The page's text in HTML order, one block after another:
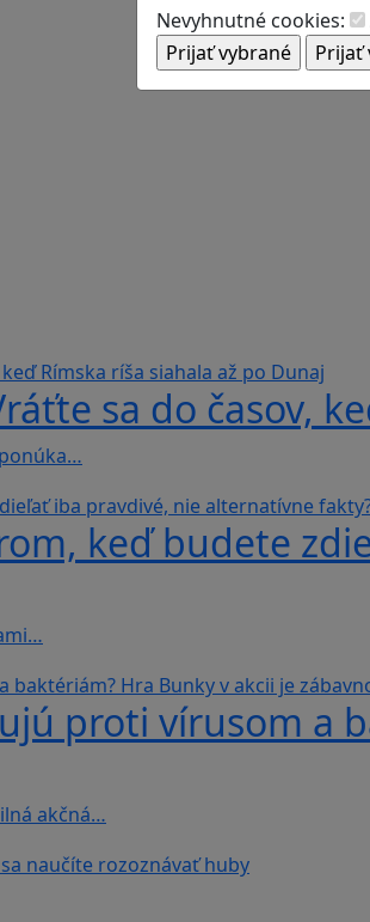
Nevyhnutné cookies:
sa do časov,
keď budete
proti vírusom a
akčná…